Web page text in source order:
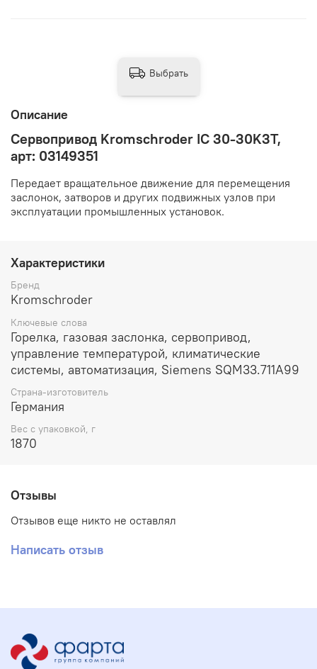
Описание
Сервопривод Kromschroder IC 30-30K3T,
арт: 03149351
Передает вращательное движение для перемещения
заслонок, затворов и других подвижных узлов при
эксплуатации промышленных установок.
Характеристики
Бренд
Kromschroder
Ключевые слова
Горелка, газовая заслонка, сервопривод,
управление температурой, климатические
системы, автоматизация, Siemens SQM33.711A99
Страна-изготовитель
Германия
Вес с упаковкой, г
1870
Отзывы
Отзывов еще никто не оставлял
Написать отзыв
Выбрать